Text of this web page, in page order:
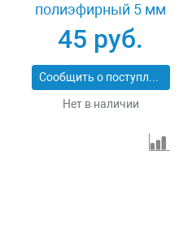
полиэфирный 5 мм
25 м Сибин 50265
45 руб.
Сообщить о поступлении
Нет в наличии